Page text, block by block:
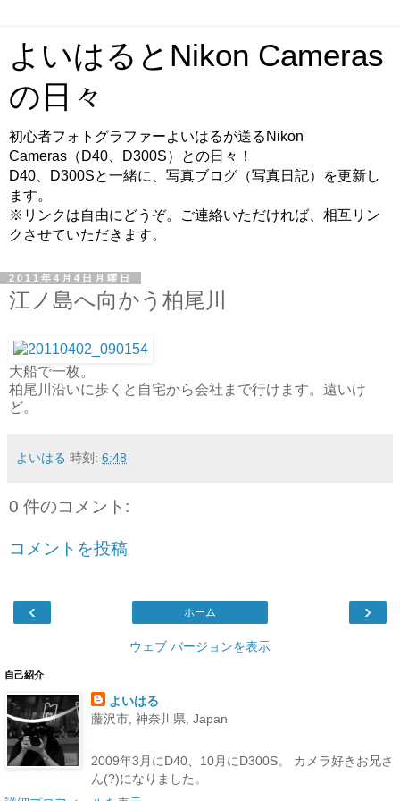
よいはるとNikon Cameras
の日々
初心者フォトグラファーよいはるが送るNikon
Cameras（D40、D300S）との日々！
D40、D300Sと一緒に、写真ブログ（写真日記）を更新し
ます。
※リンクは自由にどうぞ。ご連絡いただければ、相互リン
クさせていただきます。
2011年4月4日月曜日
江ノ島へ向かう柏尾川
大船で一枚。
柏尾川沿いに歩くと自宅から会社まで行けます。遠いけ
ど。
よいはる 時刻: 6:48
0 件のコメント:
コメントを投稿
‹ ›
ホーム
ウェブ バージョンを表示
自己紹介
よいはる
藤沢市, 神奈川県, Japan
2009年3月にD40、10月にD300S。 カメラ好きお兄さ
ん(?)になりました。